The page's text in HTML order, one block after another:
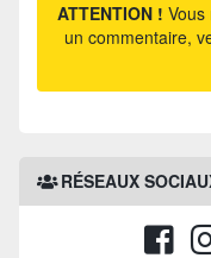
ATTENTION !
un commentaire,
RÉSEAUX